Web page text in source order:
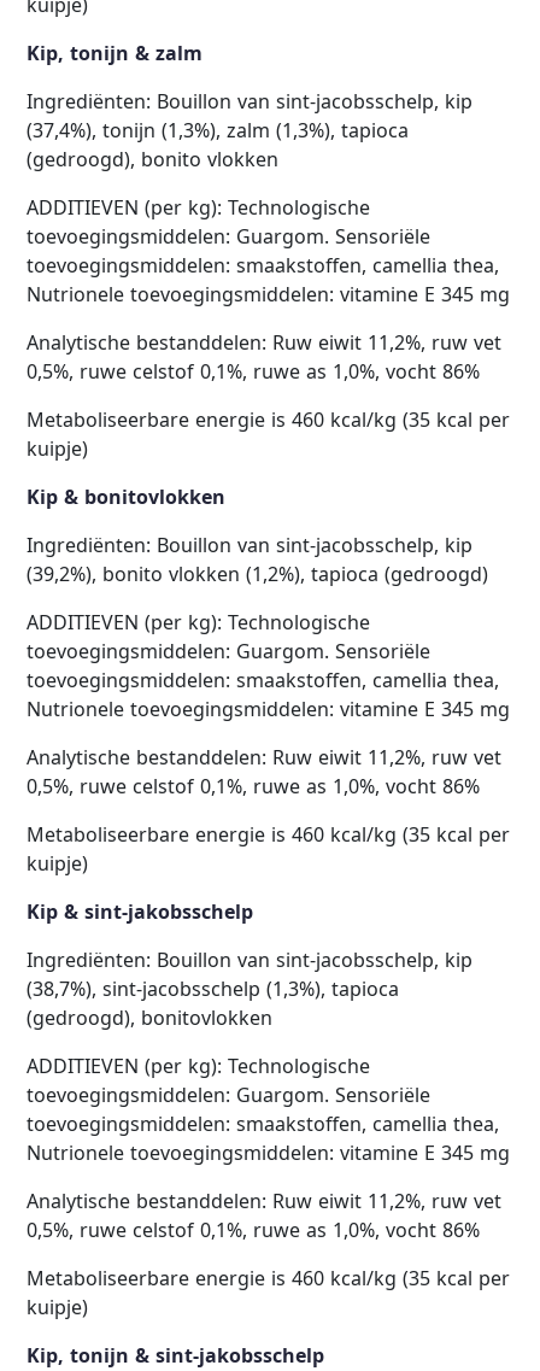
Kip, tonijn & zalm
Ingrediënten: Bouillon van sint-jacobsschelp, kip
(37,4%), tonijn (1,3%), zalm (1,3%), tapioca
(gedroogd), bonito vlokken
ADDITIEVEN (per kg): Technologische
toevoegingsmiddelen: Guargom. Sensoriële
toevoegingsmiddelen: smaakstoffen, camellia thea,
Nutrionele toevoegingsmiddelen: vitamine E 345 mg
Analytische bestanddelen: Ruw eiwit 11,2%, ruw vet
0,5%, ruwe celstof 0,1%, ruwe as 1,0%, vocht 86%
Metaboliseerbare energie is 460 kcal/kg (35 kcal per
kuipje)
Kip & bonitovlokken
Ingrediënten: Bouillon van sint-jacobsschelp, kip
(39,2%), bonito vlokken (1,2%), tapioca (gedroogd)
ADDITIEVEN (per kg): Technologische
toevoegingsmiddelen: Guargom. Sensoriële
toevoegingsmiddelen: smaakstoffen, camellia thea,
Nutrionele toevoegingsmiddelen: vitamine E 345 mg
Analytische bestanddelen: Ruw eiwit 11,2%, ruw vet
0,5%, ruwe celstof 0,1%, ruwe as 1,0%, vocht 86%
Metaboliseerbare energie is 460 kcal/kg (35 kcal per
kuipje)
Kip & sint-jakobsschelp
Ingrediënten: Bouillon van sint-jacobsschelp, kip
(38,7%), sint-jacobsschelp (1,3%), tapioca
(gedroogd), bonitovlokken
ADDITIEVEN (per kg): Technologische
toevoegingsmiddelen: Guargom. Sensoriële
toevoegingsmiddelen: smaakstoffen, camellia thea,
Nutrionele toevoegingsmiddelen: vitamine E 345 mg
Analytische bestanddelen: Ruw eiwit 11,2%, ruw vet
0,5%, ruwe celstof 0,1%, ruwe as 1,0%, vocht 86%
Metaboliseerbare energie is 460 kcal/kg (35 kcal per
kuipje)
Kip, tonijn & sint-jakobsschelp